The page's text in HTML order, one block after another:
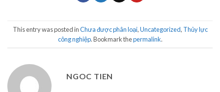
This entry was posted inChưa được phân loại,Uncategorized, Thủy lực
công nghiệp. Bookmark thepermalink.
NGOC TIEN